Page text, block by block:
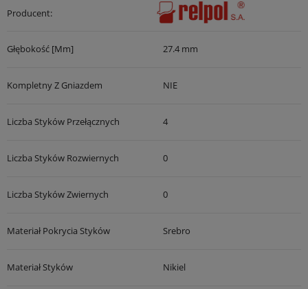
Producent:
Głębokość [mm] 27.4 mm
Kompletny Z Gniazdem NIE
Liczba Styków Przełącznych 4
Liczba Styków Rozwiernych 0
Liczba Styków Zwiernych 0
Materiał Pokrycia Styków Srebro
Materiał Styków Nikiel